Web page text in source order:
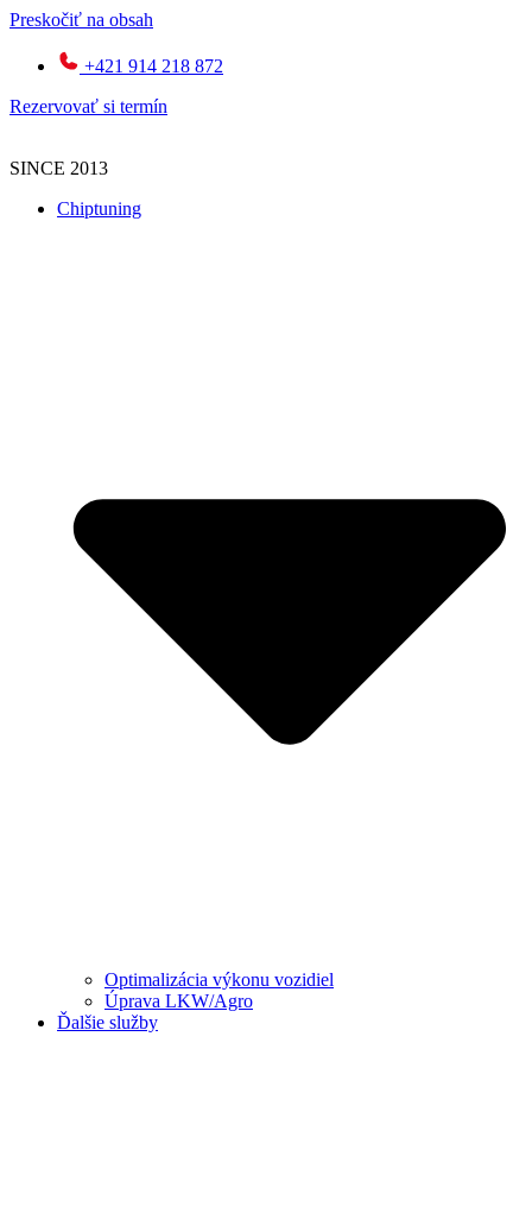
Preskočiť na obsah
+421 914 218 872
Rezervovať si termín
SINCE 2013
Chiptuning
Optimalizácia výkonu vozidiel
Úprava LKW/Agro
Ďalšie služby